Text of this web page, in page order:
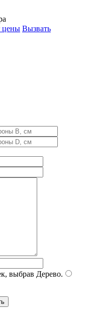
цены Вызвать
выбрав Дерево.